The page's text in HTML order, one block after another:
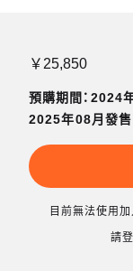
￥25,850
預購期間：
2025年08月發售
目前無法使用加
請